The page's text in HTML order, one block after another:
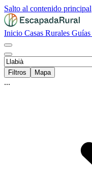
Salto al contenido principal
Inicio Casas Rurales Guías
Filtros
Mapa
...